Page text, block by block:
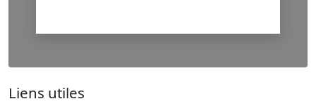
Liens utiles